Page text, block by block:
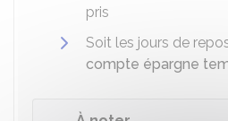
pris
Soit les jours de
compte épargne